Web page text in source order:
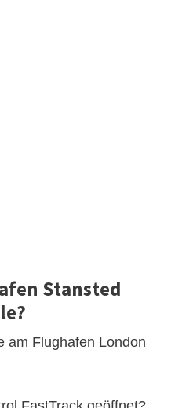
Stansted
am Flughafen London